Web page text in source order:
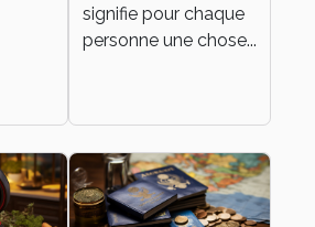
signifie pour chaque
personne une chose...